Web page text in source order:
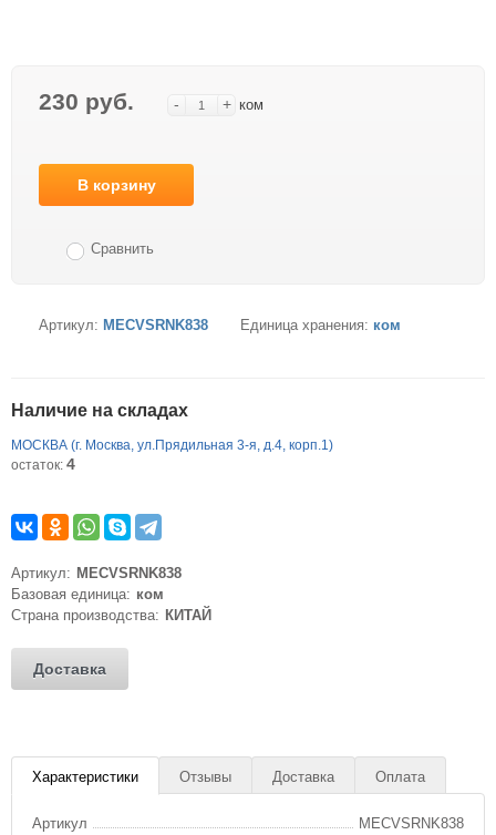
230 руб. - + ком
В корзину
Сравнить
Артикул: MECVSRNK838 Единица хранения: ком
Наличие на складах
МОСКВА (г. Москва, ул.Прядильная 3-я, д.4, корп.1)
остаток: 4
Артикул: MECVSRNK838
Базовая единица: ком
Страна производства: КИТАЙ
Доставка
Характеристики Отзывы Доставка Оплата
Артикул MECVSRNK838